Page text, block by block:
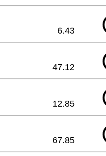
6.43
47.12
12.85
67.85